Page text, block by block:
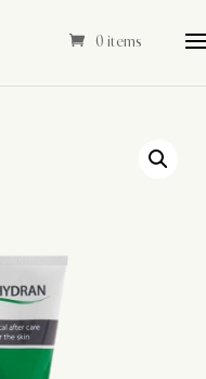
0 items